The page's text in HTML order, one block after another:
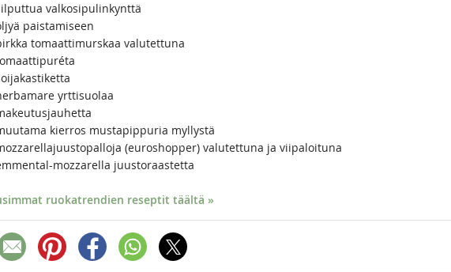
valkosipulinkynttä
paistamiseen
tomaattimurskaa valutettuna
yrttisuolaa
kierros mustapippuria myllystä
(euroshopper) valutettuna ja viipaloituna
mozzarella juustoraastetta
ruokatrendien reseptit täältä »